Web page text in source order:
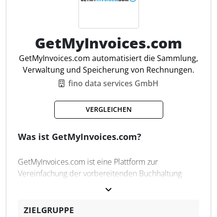
Angebote, EÜR, Mahnwesen und Kundenverwaltung
Angebote erstellen
Rechnungen versenden
QR-Code auf Rechnung
Einnahmen-Ausgaben Rechnung
Soll & Ist Besteuerung
Mahngebühren berechnen
Stornorechnung erstellen
Dashboard und Statistiken
GetMyInvoices.com
GetMyInvoices.com automatisiert die Sammlung,
Verwaltung und Speicherung von Rechnungen.
fino data services GmbH
VERGLEICHEN
Was ist GetMyInvoices.com?
GetMyInvoices.com ist eine Plattform zur
Vereinfachung der vorbereitenden Buchhaltung
10.000 Online-Portalen, E-Mail-Postfächern und
ZIELGRUPPE